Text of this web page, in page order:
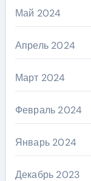
Май 2024
Апрель 2024
Март 2024
Февраль 2024
Январь 2024
Декабрь 2023